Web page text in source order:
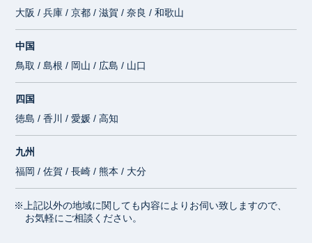
大阪 / 兵庫 / 京都 / 滋賀 / 奈良 / 和歌山
中国
鳥取 / 島根 / 岡山 / 広島 / 山口
四国
徳島 / 香川 / 愛媛 / 高知
九州
福岡 / 佐賀 / 長崎 / 熊本 / 大分
※上記以外の地域に関しても内容によりお伺い致しますので、
お気軽にご相談ください。